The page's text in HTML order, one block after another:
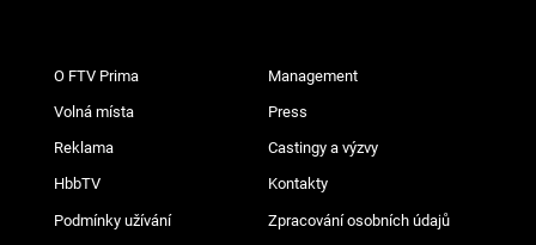
O FTV Prima Management
Volná místa Press
Reklama Castingy a výzvy
HbbTV Kontakty
Podmínky užívání Zpracování osobních údajů